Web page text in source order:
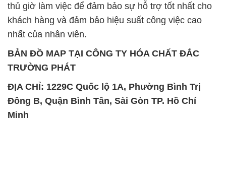
thủ giờ làm việc để đảm bảo sự hỗ trợ tốt nhất cho
khách hàng và đảm bảo hiệu suất công việc cao
nhất của nhân viên.
BẢN ĐỒ MAP TẠI CÔNG TY HÓA CHẤT ĐẮC
TRƯỜNG PHÁT
ĐỊA CHỈ: 1229C Quốc lộ 1A, Phường Bình Trị
Đông B, Quận Bình Tân, Sài Gòn TP. Hồ Chí
Minh